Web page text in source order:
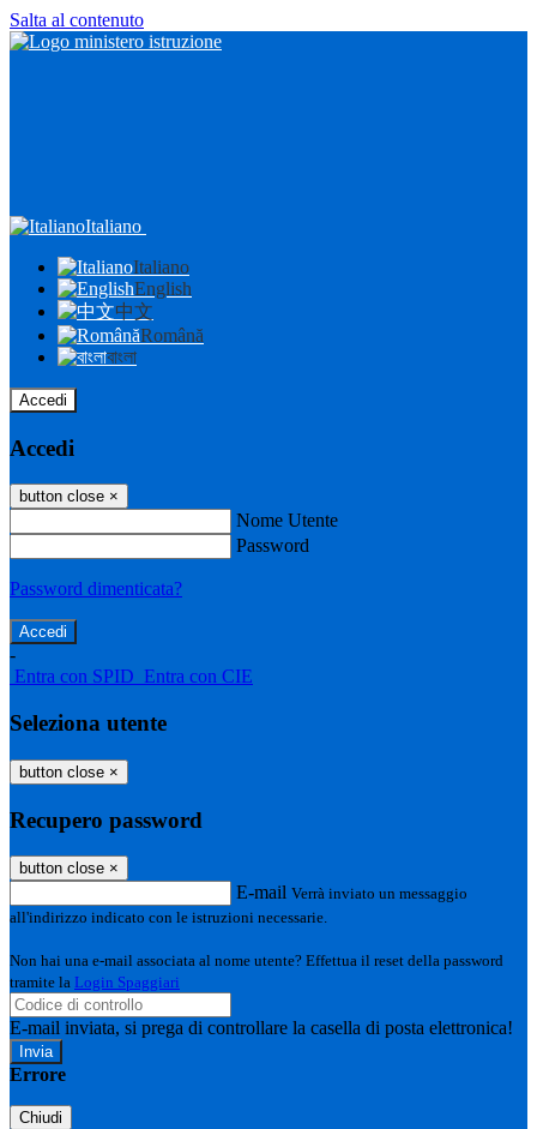
Salta al contenuto
Italiano
Italiano
English
中文
Română
বাংলা
Accedi
Accedi
button close ×
Nome Utente
Password
Password dimenticata?
-
Entra con SPID Entra con CIE
Seleziona utente
button close ×
Recupero password
button close ×
E-mail Verrà inviato un messaggio
all'indirizzo indicato con le istruzioni necessarie.
Non hai una e-mail associata al nome utente? Effettua il reset della password
tramite la Login Spaggiari
E-mail inviata, si prega di controllare la casella di posta elettronica!
Errore
Chiudi